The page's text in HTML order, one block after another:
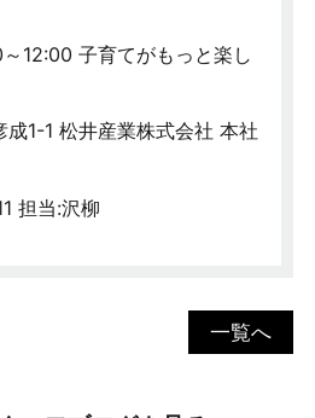
12:00 子育てがもっと楽し
1-1 松井産業株式会社 本社
担当:沢柳
一覧へ